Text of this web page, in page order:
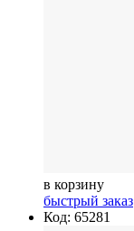
в корзину
быстрый заказ
Код: 65281